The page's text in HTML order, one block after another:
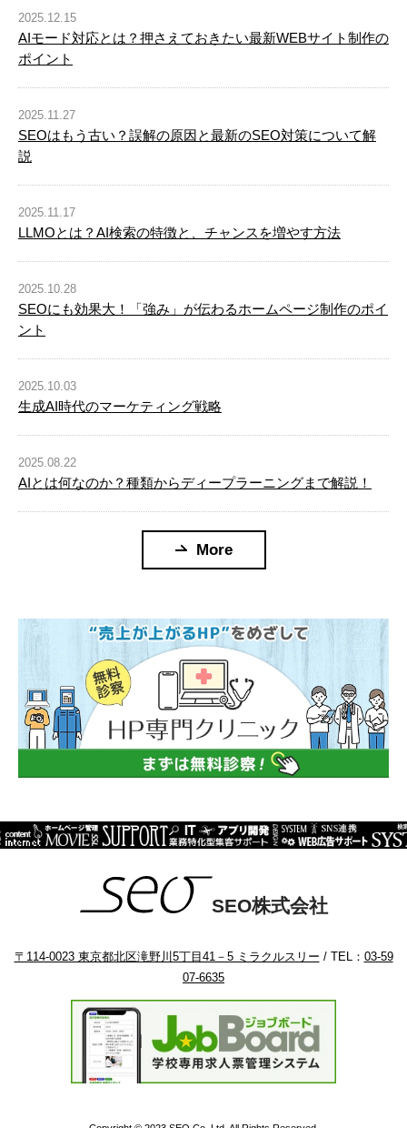
2025.12.15
AIモード対応とは？押さえておきたい最新WEBサイト制作の
ポイント
2025.11.27
SEOはもう古い？誤解の原因と最新のSEO対策について解
説
2025.11.17
LLMOとは？AI検索の特徴と、チャンスを増やす方法
2025.10.28
SEOにも効果大！「強み」が伝わるホームページ制作のポイ
ント
2025.10.03
生成AI時代のマーケティング戦略
2025.08.22
AIとは何なのか？種類からディープラーニングまで解説！
More
SEO株式会社
〒114-0023 東京都北区滝野川5丁目41－5 ミラクルスリー / TEL： 03-59
07-6635